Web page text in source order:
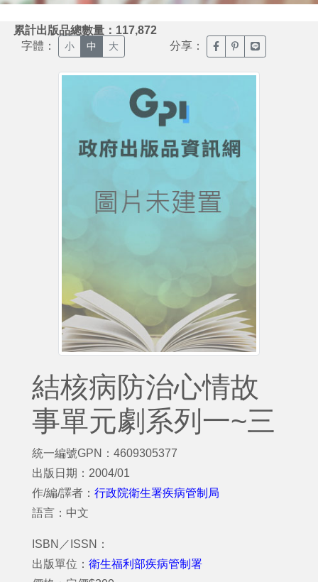
累計出版品總數量：117,872
字體： 小 中 大 分享： 臉書分享(另開新視窗)
噗浪分享(另開新
Line分享(另
結核病防治心情故
事單元劇系列一~三
統一編號GPN：4609305377
出版日期：2004/01
作/編/譯者： 行政院衛生署疾病管制局
語言：中文
ISBN／ISSN：
出版單位： 衛生福利部疾病管制署